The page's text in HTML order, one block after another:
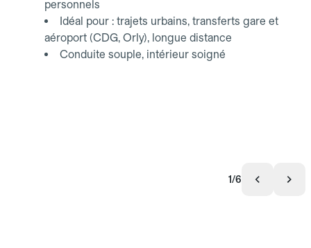
personnels
Idéal pour : trajets urbains, transferts gare et
aéroport (CDG, Orly), longue distance
Conduite souple, intérieur soigné
1/6